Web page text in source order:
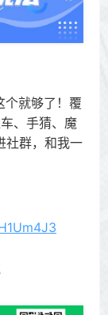
个就够了！覆
、手猜、魔
社群，和我一